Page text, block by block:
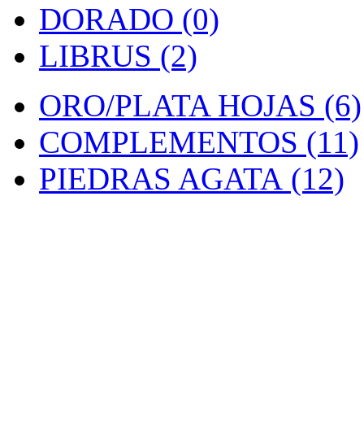
DORADO (0)
LIBRUS (2)
ORO/PLATA HOJAS (6)
COMPLEMENTOS (11)
PIEDRAS AGATA (12)